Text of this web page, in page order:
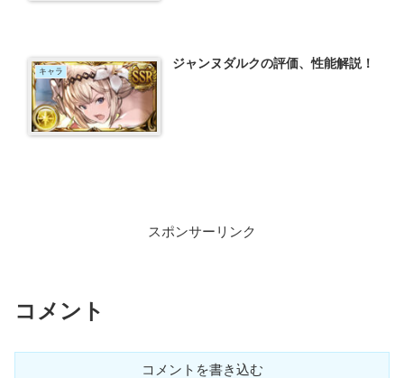
キャラ
ジャンヌダルクの評価、性能解説！
スポンサーリンク
コメント
コメントを書き込む